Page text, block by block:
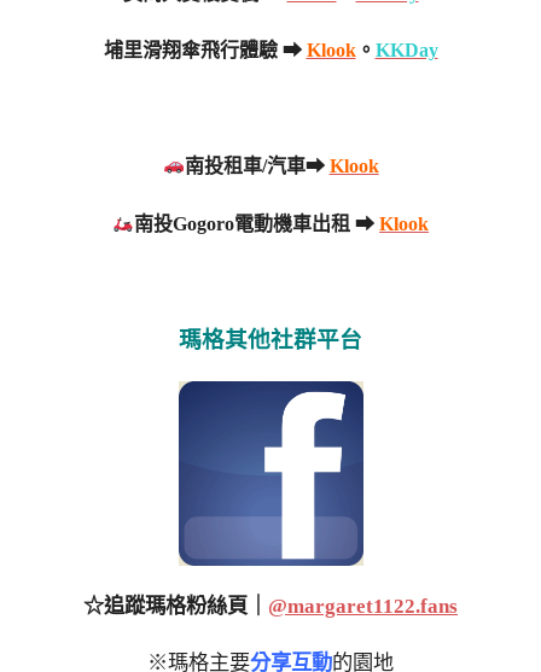
埔里滑翔傘飛行體驗 ➡ Klook。 KKDay
南投租車/汽車➡ Klook
南投Gogoro電動機車出租 ➡Klook
瑪格其他社群平台
☆追蹤瑪格粉絲頁｜ @margaret1122.fans
※瑪格主要分享互動的園地